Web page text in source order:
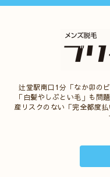
辻堂駅南口1分「なか卯の
「白髪やしぶとい毛」も問
産リスクのない「完全都度